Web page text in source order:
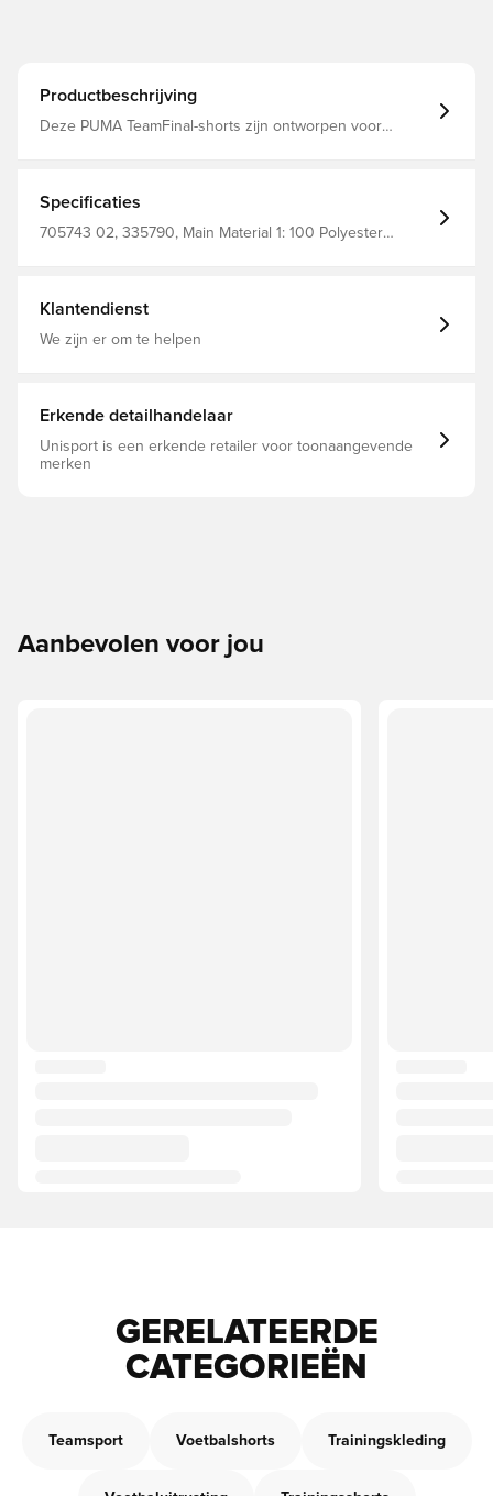
Productbeschrijving
Deze PUMA TeamFinal-shorts zijn ontworpen voor
Specificaties
705743 02, 335790, Main Material 1: 100 Polyester
Voetbalshorts, Blauw
Klantendienst
We zijn er om te helpen
Erkende detailhandelaar
Unisport is een erkende retailer voor toonaangevende
merken
Aanbevolen voor jou
GERELATEERDE
CATEGORIEËN
Teamsport Voetbalshorts Trainingskleding